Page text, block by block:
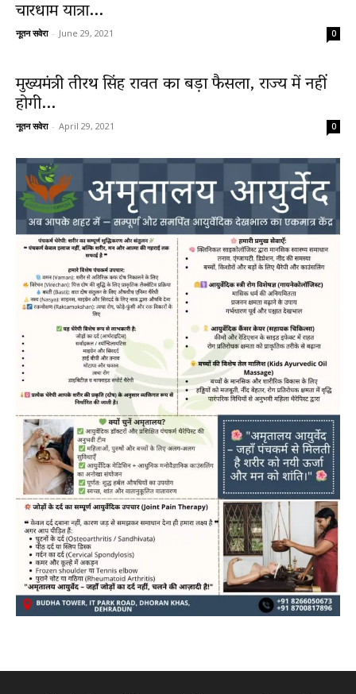
चारधाम यात्रा...
नूतन सवेरा - June 29, 2021 0
मुख्यमंत्री तीरथ सिंह रावत का बड़ा फैसला, राज्य में नहीं
होगी...
नूतन सवेरा - April 29, 2021 0